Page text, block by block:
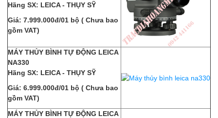
Hãng SX: LEICA - THỤY SỸ
Giá: 7.999.000đ/01 bộ ( Chưa bao
gồm VAT)
MÁY THỦY BÌNH TỰ ĐỘNG LEICA
NA330
Hãng SX: LEICA - THỤY SỸ
Giá: 6.999.000đ/01 bộ ( Chưa bao
gồm VAT)
MÁY THỦY BÌNH TỰ ĐỘNG LEICA